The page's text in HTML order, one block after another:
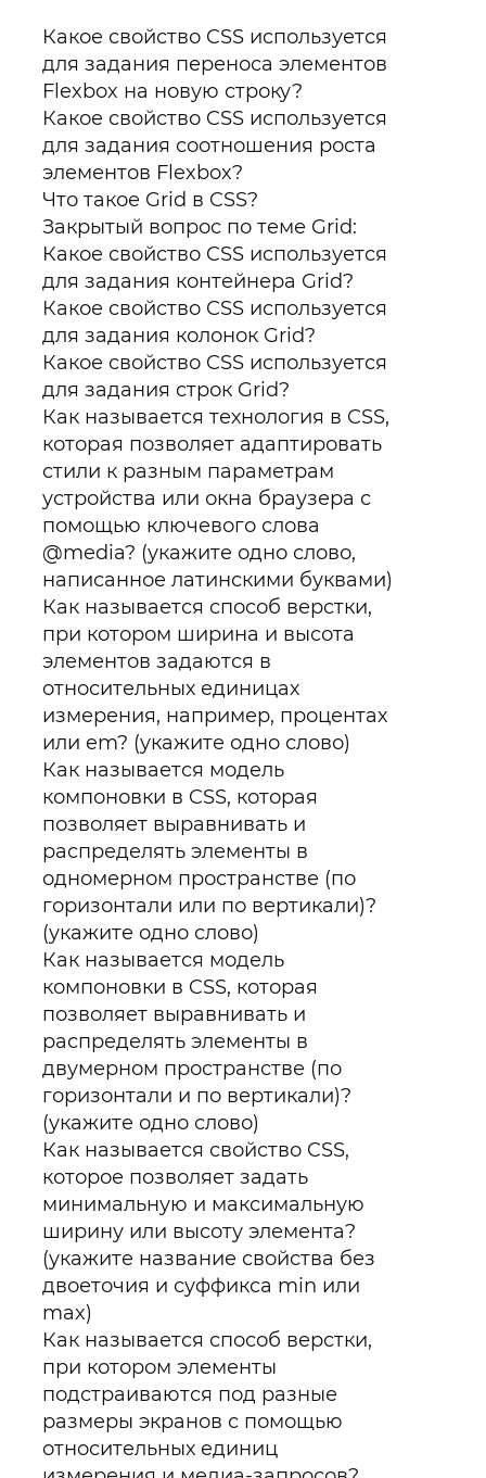
Какое свойство CSS используется
для задания переноса элементов
Flexbox на новую строку?
Какое свойство CSS используется
для задания соотношения роста
элементов Flexbox?
Что такое Grid в CSS?
Закрытый вопрос по теме Grid:
Какое свойство CSS используется
для задания контейнера Grid?
Какое свойство CSS используется
для задания колонок Grid?
Какое свойство CSS используется
для задания строк Grid?
Как называется технология в CSS,
которая позволяет адаптировать
стили к разным параметрам
устройства или окна браузера с
помощью ключевого слова
@media? (укажите одно слово,
написанное латинскими буквами)
Как называется способ верстки,
при котором ширина и высота
элементов задаются в
относительных единицах
измерения, например, процентах
или em? (укажите одно слово)
Как называется модель
компоновки в CSS, которая
позволяет выравнивать и
распределять элементы в
одномерном пространстве (по
горизонтали или по вертикали)?
(укажите одно слово)
Как называется модель
компоновки в CSS, которая
позволяет выравнивать и
распределять элементы в
двумерном пространстве (по
горизонтали и по вертикали)?
(укажите одно слово)
Как называется свойство CSS,
которое позволяет задать
минимальную и максимальную
ширину или высоту элемента?
(укажите название свойства без
двоеточия и суффикса min или
max)
Как называется способ верстки,
при котором элементы
подстраиваются под разные
размеры экранов с помощью
относительных единиц